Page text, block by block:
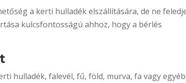
a kerti hulladék elszállítására, de ne
kulcsfontosságú ahhoz, hogy a bérlés
hulladék, falevél, fű, föld, murva, fa vagy egyéb